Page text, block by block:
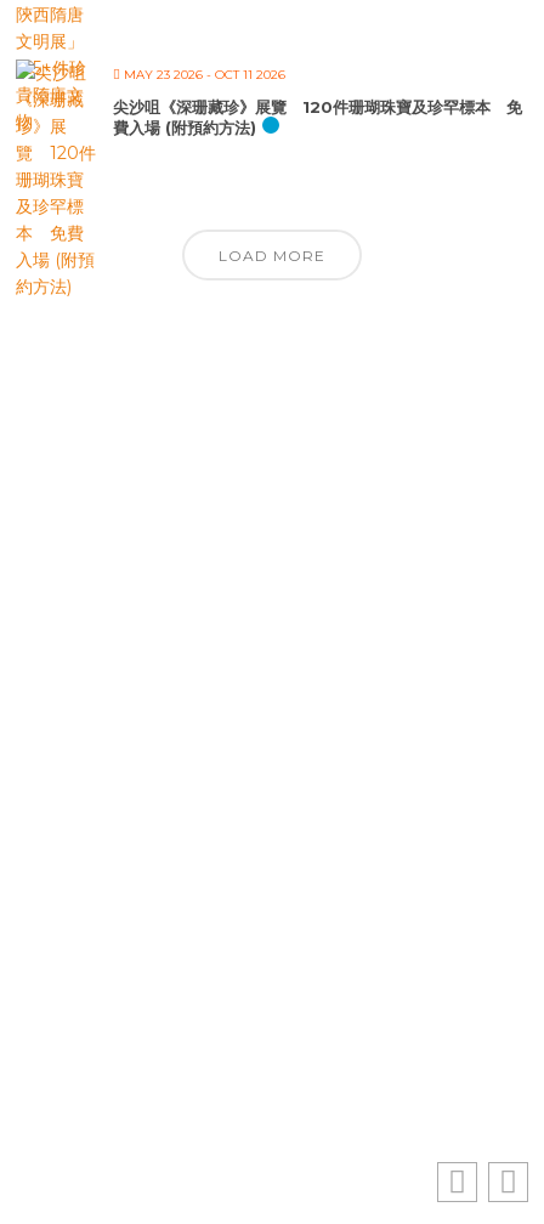
MAY 23 2026 - OCT 11 2026
尖沙咀《深珊藏珍》展覽 120件珊瑚珠寶及珍罕標本 免
費入場 (附預約方法)
LOAD MORE